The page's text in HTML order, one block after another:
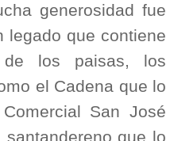
generosidad fue
legado que contiene
los paisas, los
el Cadena que lo
San José